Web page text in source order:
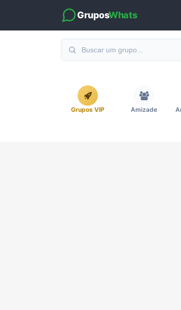
GruposWhats
Grupos VIP Amizade